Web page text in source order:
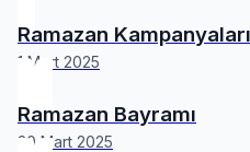
Ramazan Kampanyaları
1 Mart 2025
Ramazan Bayramı
30 Mart 2025